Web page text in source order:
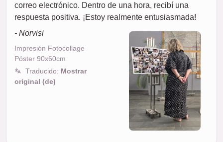
correo electrónico. Dentro de una hora, recibí una
respuesta positiva. ¡Estoy realmente entusiasmada!
- Norvisi
Impresión Fotocollage
Póster 90x60cm
Traducido: Mostrar
original (de)